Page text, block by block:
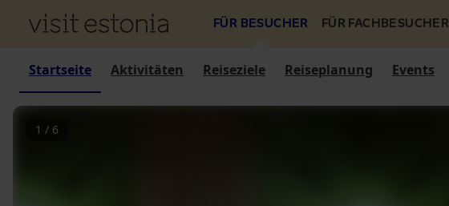
FÜR BESUCHER FÜR FACHBESUCHER
Startseite Aktivitäten Reiseziele Reiseplanung Events
1 / 6